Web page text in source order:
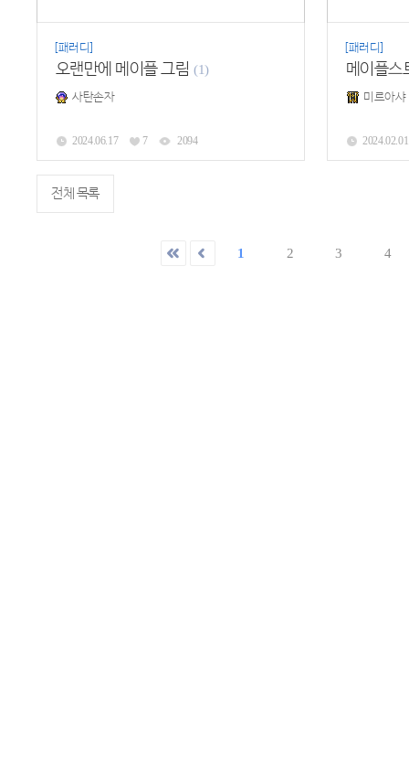
[패러디]
오랜만에 메이플 그림 (1)
사탄손자
2024.06.17 7 2094
[패러디]
미르아샤
2024.02.01
전체 목록
1 2 3 4